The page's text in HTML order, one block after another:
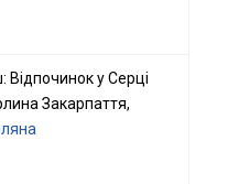
у Серці
Закарпаття,